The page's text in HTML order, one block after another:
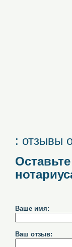
: отзывы
Ваше имя:
Ваш отзыв: